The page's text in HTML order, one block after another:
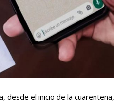
desde el inicio de la cuarentena,